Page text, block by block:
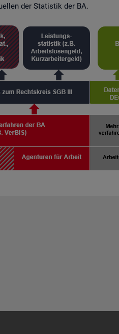
der Sta­tis­tik der BA.